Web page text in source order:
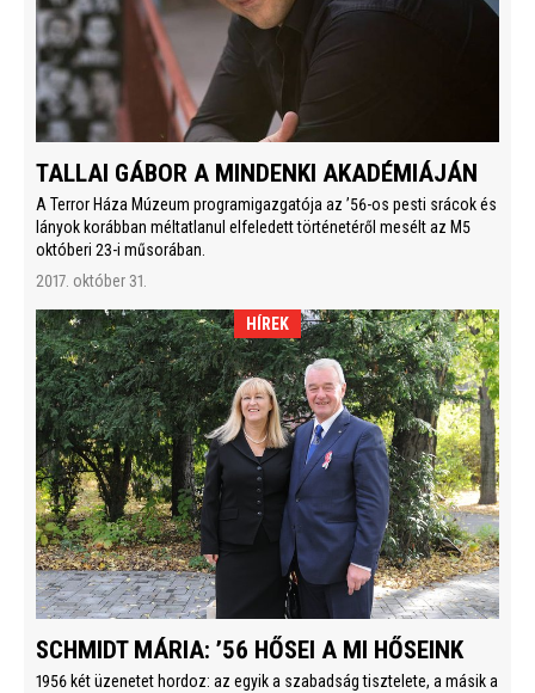
TALLAI GÁBOR A MINDENKI AKADÉMIÁJÁN
A Terror Háza Múzeum programigazgatója az ’56-os pesti srácok és
lányok korábban méltatlanul elfeledett történetéről mesélt az M5
októberi 23-i műsorában.
2017. október 31.
HÍREK
SCHMIDT MÁRIA: ’56 HŐSEI A MI HŐSEINK
1956 két üzenetet hordoz: az egyik a szabadság tisztelete, a másik a